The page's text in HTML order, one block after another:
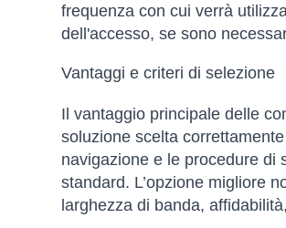
frequenza con cui verrà
dell'accesso, se sono
Vantaggi e criteri di selezione
Il vantaggio principale delle
soluzione scelta
navigazione e le procedure di
standard. L’opzione migliore
larghezza di banda,